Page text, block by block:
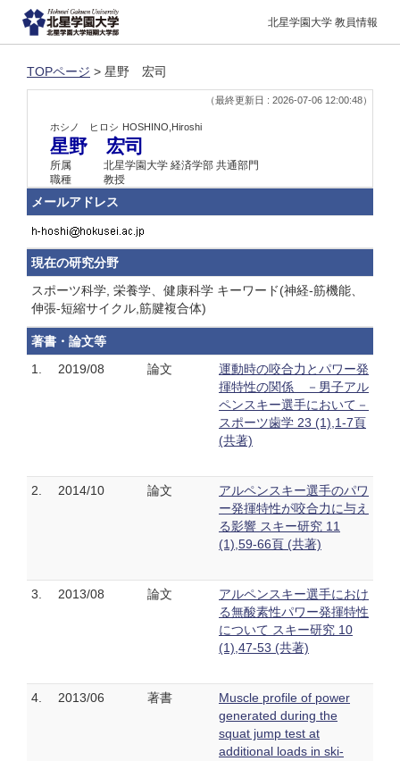
北星学園大学 教員情報
TOPページ > 星野 宏司
（最終更新日 : 2026-07-06 12:00:48）
ホシノ ヒロシ HOSHINO,Hiroshi
星野 宏司
所属
北星学園大学 経済学部 共通部門
職種
教授
メールアドレス
現在の研究分野
スポーツ科学, 栄養学、健康科学 キーワード(神経‐筋機能、
伸張‐短縮サイクル,筋腱複合体)
著書・論文等
1.
2019/08 論文
運動時の咬合力とパワー発
揮特性の関係 －男子アル
ペンスキー選手において－
スポーツ歯学 23 (1),1-7頁
(共著)
2. 2014/10 論文
アルペンスキー選手のパワ
ー発揮特性が咬合力に与え
る影響 スキー研究 11
(1),59-66頁 (共著)
3. 2013/08 論文
アルペンスキー選手におけ
る無酸素性パワー発揮特性
について スキー研究 10
(1),47-53 (共著)
4. 2013/06 著書
Muscle profile of power
generated during the
squat jump test at
additional loads in ski-